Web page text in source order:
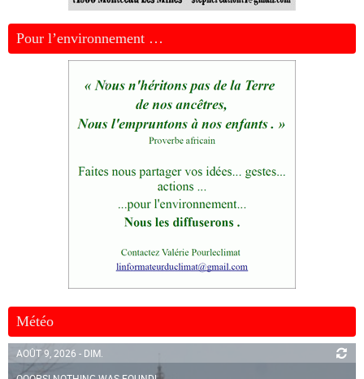
Pour l’environnement …
Météo
AOÛT 9, 2026 - DIM.